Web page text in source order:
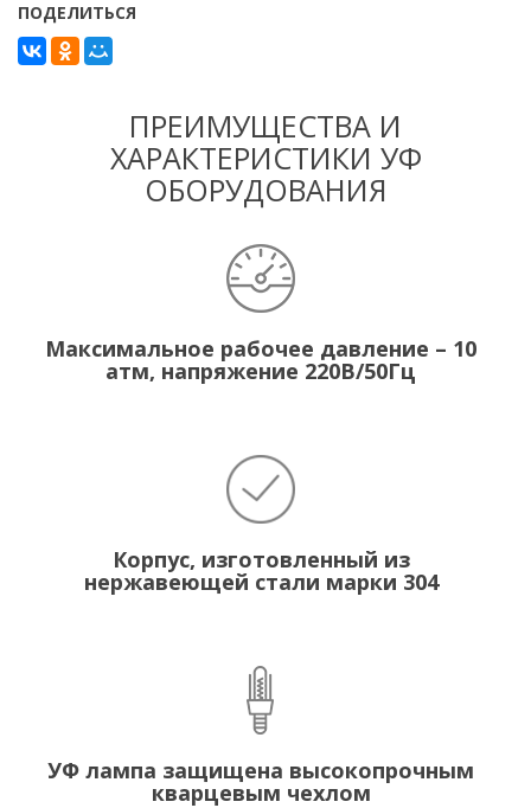
ПОДЕЛИТЬСЯ
ПРЕИМУЩЕСТВА И
ХАРАКТЕРИСТИКИ УФ
ОБОРУДОВАНИЯ
Максимальное рабочее давление – 10
атм, напряжение 220В/50Гц
Корпус, изготовленный из
нержавеющей стали марки 304
УФ лампа защищена высокопрочным
кварцевым чехлом